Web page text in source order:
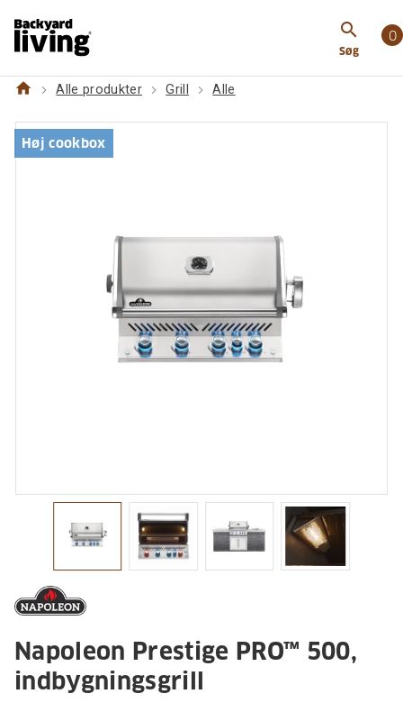
search
Søg
0
prestige-protm-500-indbygningsgrill
home Alle produkter Grill Alle
Høj cookbox
Napoleon Prestige PRO™ 500,
indbygningsgrill